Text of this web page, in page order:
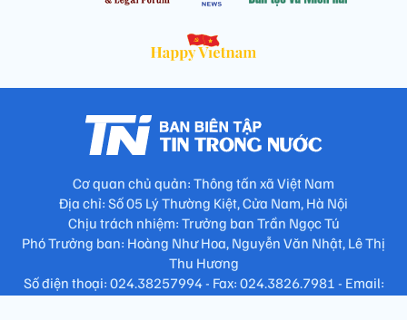
Cơ quan chủ quản: Thông tấn xã Việt Nam
Địa chỉ: Số 05 Lý Thường Kiệt, Cửa Nam, Hà Nội
Chịu trách nhiệm: Trưởng ban Trần Ngọc Tú
Phó Trưởng ban: Hoàng Như Hoa, Nguyễn Văn Nhật, Lê Thị
Thu Hương
Số điện thoại: 024.38257994 - Fax: 024.3826.7981 - Email: